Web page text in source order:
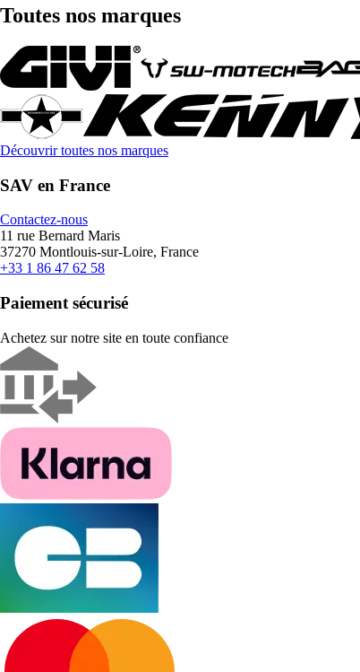
Toutes nos marques
Découvrir toutes nos marques
SAV en France
Contactez-nous
11 rue Bernard Maris
37270 Montlouis-sur-Loire, France
+33 1 86 47 62 58
Paiement sécurisé
Achetez sur notre site en toute confiance